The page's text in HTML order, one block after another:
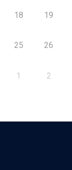
18 19
25 26
1 2